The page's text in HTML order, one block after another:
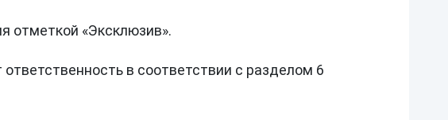
отметкой «Эксклюзив».
в соответствии с разделом 6